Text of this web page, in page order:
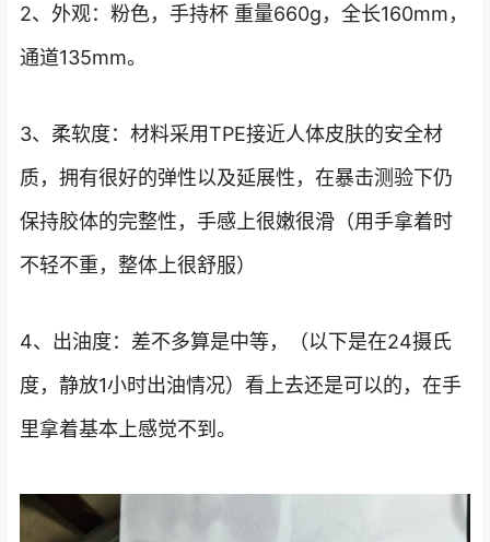
2、外观：粉色，手持杯 重量660g，全长160mm，
通道135mm。
3、柔软度：材料采用TPE接近人体皮肤的安全材
质，拥有很好的弹性以及延展性，在暴击测验下仍
保持胶体的完整性，手感上很嫩很滑（用手拿着时
不轻不重，整体上很舒服）
4、出油度：差不多算是中等，（以下是在24摄氏
度，静放1小时出油情况）看上去还是可以的，在手
里拿着基本上感觉不到。